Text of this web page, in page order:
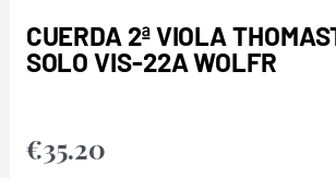
CUERDA 2ª VIOLA
SOLO VIS-22A WOLFR
€35.20